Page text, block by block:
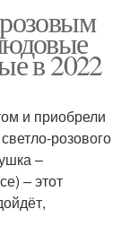
в 2022
и приобрели
розового
–
– этот